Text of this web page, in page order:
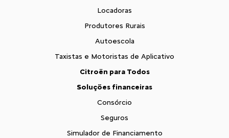
Locadoras
Produtores Rurais
Autoescola
Taxistas e Motoristas de Aplicativo
Citroën para Todos
Soluções financeiras
Consórcio
Seguros
Simulador de Financiamento